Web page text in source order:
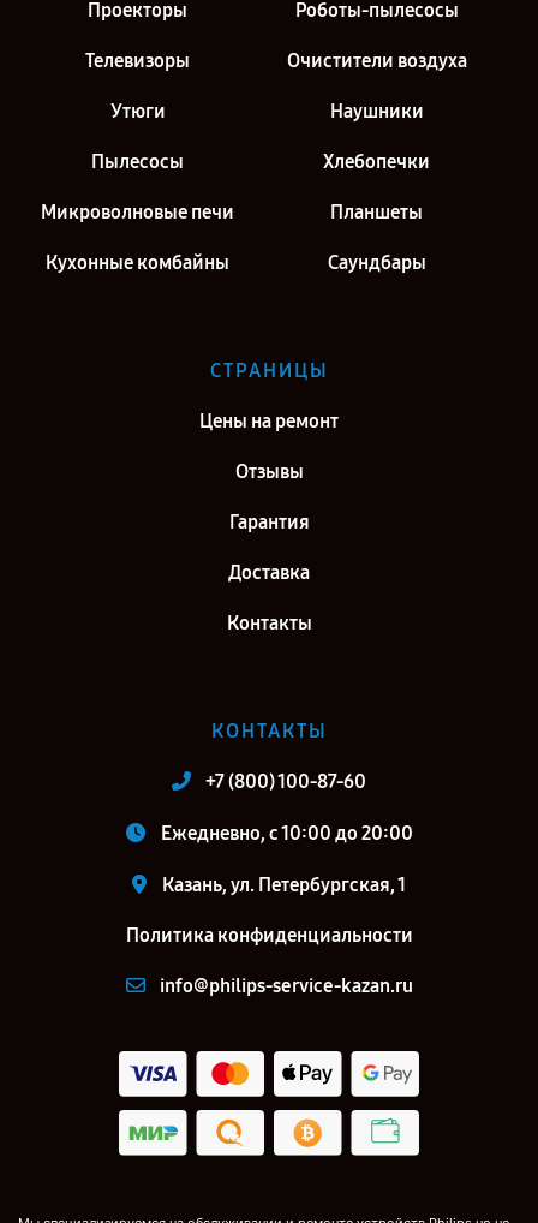
Проекторы Роботы-пылесосы
Телевизоры Очистители воздуха
Утюги Наушники
Пылесосы Хлебопечки
Микроволновые печи Планшеты
Кухонные комбайны Саундбары
СТРАНИЦЫ
Цены на ремонт
Отзывы
Гарантия
Доставка
Контакты
КОНТАКТЫ
+7 (800) 100-87-60
Ежедневно, с 10:00 до 20:00
Казань, ул. Петербургская, 1
Политика конфиденциальности
info@philips-service-kazan.ru